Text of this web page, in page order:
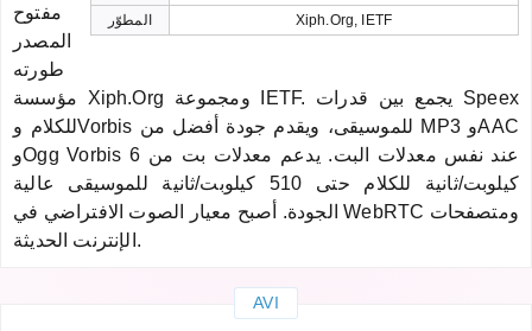
المطوّر
Xiph.Org, IETF
مفتوح
المصدر
طورته
مؤسسة Xiph.Org ومجموعة IETF. يجمع بين قدرات Speex
للكلام وVorbis للموسيقى، ويقدم جودة أفضل من MP3 وAAC
وOgg Vorbis عند نفس معدلات البت. يدعم معدلات بت من 6
كيلوبت/ثانية للكلام حتى 510 كيلوبت/ثانية للموسيقى عالية
الجودة. أصبح معيار الصوت الافتراضي في WebRTC ومتصفحات
الإنترنت الحديثة.
AVI